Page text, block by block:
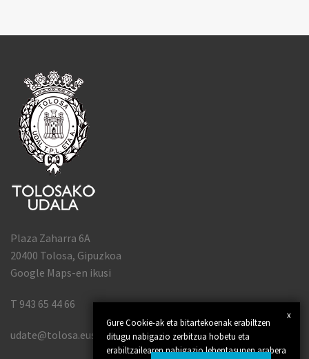
x
Gure Cookie-ak eta bitartekoenak erabiltzen
ditugu nabigazio zerbitzua hobetu eta
erabiltzailearen nabigazio lehentasunen arabera
Plaza Zaharra 6A
20400 Tolosa, Gipuzkoa
Google Maps-en ikusi
T 943 65 44 66
udate@tolosa.eus